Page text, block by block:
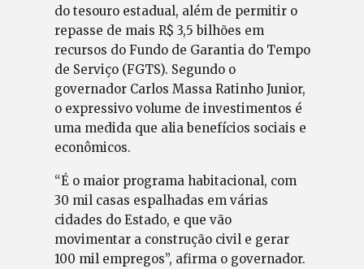
do tesouro estadual, além de permitir o
repasse de mais R$ 3,5 bilhões em
recursos do Fundo de Garantia do Tempo
de Serviço (FGTS). Segundo o
governador Carlos Massa Ratinho Junior,
o expressivo volume de investimentos é
uma medida que alia benefícios sociais e
econômicos.
“É o maior programa habitacional, com
30 mil casas espalhadas em várias
cidades do Estado, e que vão
movimentar a construção civil e gerar
100 mil empregos”, afirma o governador.